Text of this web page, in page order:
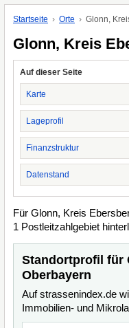
Startseite Orte Glonn,
Glonn, Kreis
Auf dieser Seite
Karte
Lageprofil
Finanzstruktur
Datenstand
Für Glonn, Kreis
1 Postleitzahlgebiet
Standortprofil für
Oberbayern
Auf strassenindex.de
Immobilien- und